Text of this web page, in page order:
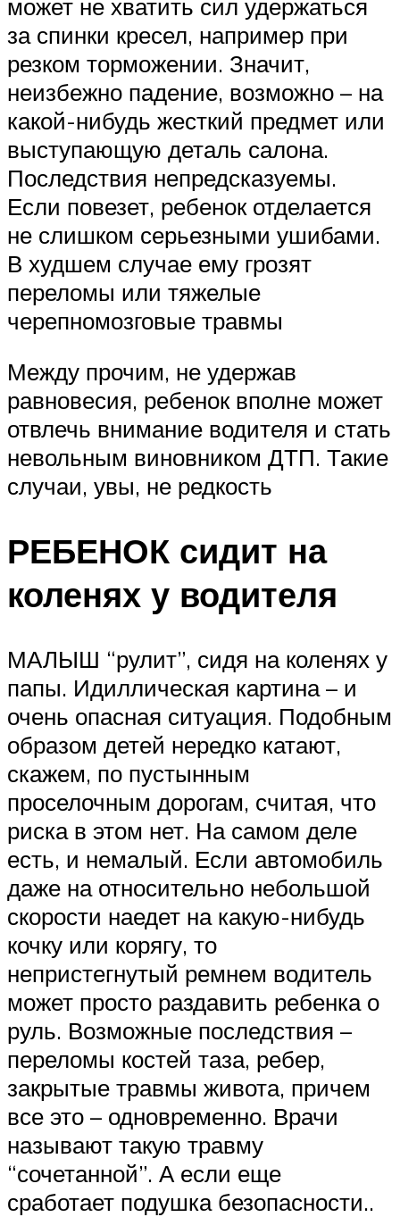
может не хватить сил удержаться
за спинки кресел, например при
резком торможении. Значит,
неизбежно падение, возможно – на
какой-нибудь жесткий предмет или
выступающую деталь салона.
Последствия непредсказуемы.
Если повезет, ребенок отделается
не слишком серьезными ушибами.
В худшем случае ему грозят
переломы или тяжелые
черепномозговые травмы
Между прочим, не удержав
равновесия, ребенок вполне может
отвлечь внимание водителя и стать
невольным виновником ДТП. Такие
случаи, увы, не редкость
РЕБЕНОК сидит на
коленях у водителя
МАЛЫШ “рулит”, сидя на коленях у
папы. Идиллическая картина – и
очень опасная ситуация. Подобным
образом детей нередко катают,
скажем, по пустынным
проселочным дорогам, считая, что
риска в этом нет. На самом деле
есть, и немалый. Если автомобиль
даже на относительно небольшой
скорости наедет на какую-нибудь
кочку или корягу, то
непристегнутый ремнем водитель
может просто раздавить ребенка о
руль. Возможные последствия –
переломы костей таза, ребер,
закрытые травмы живота, причем
все это – одновременно. Врачи
называют такую травму
“сочетанной”. А если еще
сработает подушка безопасности..